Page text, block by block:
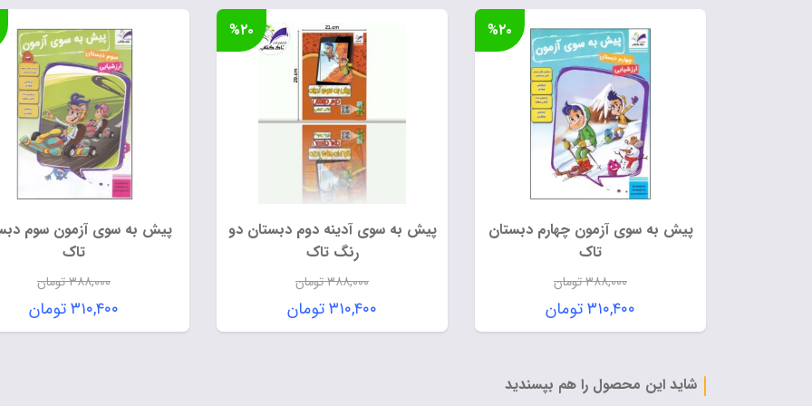
پیش به سوی آزمون چهارم دبستان
تاک
۳۸۸,۰۰۰تومان
قیمت
اصلی:
بود.
۳۱۰,۴۰۰تومان
قیمت
۳۱۰,۴۰۰ تومان.
%۲۰
پیش به سوی آدینه دوم دبستان دو
رنگ تاک
۳۸۸,۰۰۰تومان
قیمت
اصلی:
۳۱۰,۴۰۰تومان
قیمت
%۲۰
پیش به سوی آزمون سوم
تاک
۳۸۸,۰۰۰تومان
قیمت
اصلی:
۳۱۰,۴۰۰تومان
قیمت
شاید این محصول را هم بپسندید